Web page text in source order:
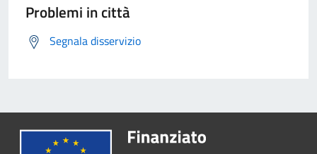
Problemi in città
Segnala disservizio